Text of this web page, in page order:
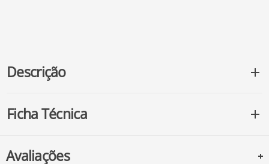
Descrição
Ficha Técnica
Avaliações